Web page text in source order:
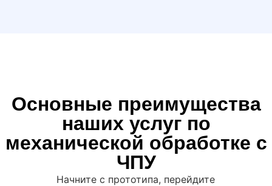
Основные преимущества
наших услуг по
механической обработке с
ЧПУ
Начните с прототипа, перейдите